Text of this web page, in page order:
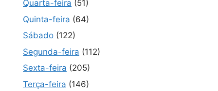
Quarta-feira (51)
Quinta-feira (64)
Sábado (122)
Segunda-feira (112)
Sexta-feira (205)
Terça-feira (146)